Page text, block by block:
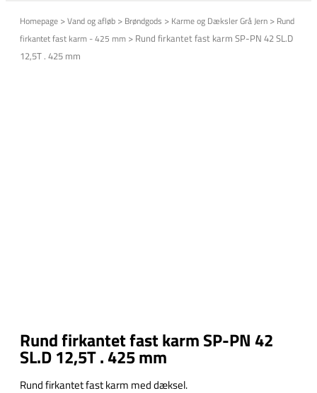
Homepage >Vand og afløb > Brøndgods > Karme og Dæksler Grå Jern > Rund
firkantet fast karm - 425 mm > Rund firkantet fast karm SP-PN 42 SL.D
12,5T . 425 mm
Rund firkantet fast karm SP-PN 42
SL.D 12,5T . 425 mm
Rund firkantet fast karm med dæksel.